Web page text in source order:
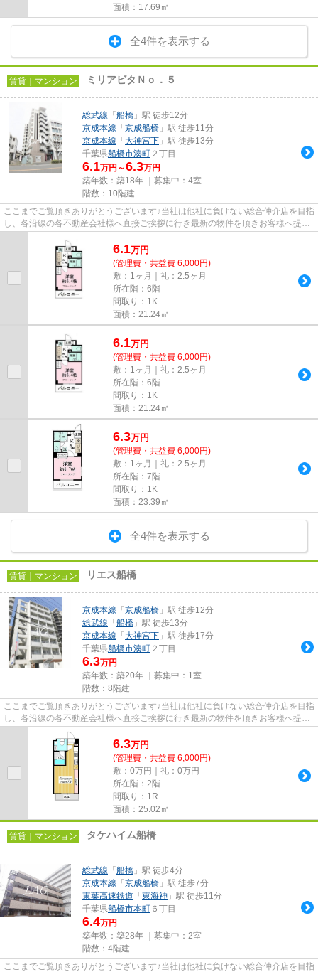
面積：17.69㎡
全4件を表示する
賃貸｜マンション ミリアビタＮｏ．５
総武線 「 船橋 」駅 徒歩12分
京成本線 「 京成船橋 」駅 徒歩11分
京成本線 「 大神宮下 」駅 徒歩13分
千葉県船橋市湊町 ２丁目
6.1万円～6.3万円
築年数：築18年 ｜募集中： 4室
階数：10階建
ここまでご覧頂きありがとうございます♪当社は他社に負けない総合仲介店を目指
し、各沿線の各不動産会社様へ直接ご挨拶に行き最新の物件を頂きお客様へ提供
6.1万円
(管理費・共益費 6,000円)
敷：1ヶ月｜礼：2.5ヶ月
所在階：6階
間取り：1K
面積：21.24㎡
6.1万円
(管理費・共益費 6,000円)
敷：1ヶ月｜礼：2.5ヶ月
所在階：6階
間取り：1K
面積：21.24㎡
6.3万円
(管理費・共益費 6,000円)
敷：1ヶ月｜礼：2.5ヶ月
所在階：7階
間取り：1K
面積：23.39㎡
全4件を表示する
賃貸｜マンション リエス船橋
京成本線 「 京成船橋 」駅 徒歩12分
総武線 「 船橋 」駅 徒歩13分
京成本線 「 大神宮下 」駅 徒歩17分
千葉県船橋市湊町 ２丁目
6.3万円
築年数：築20年 ｜募集中： 1室
階数：8階建
ここまでご覧頂きありがとうございます♪当社は他社に負けない総合仲介店を目指
し、各沿線の各不動産会社様へ直接ご挨拶に行き最新の物件を頂きお客様へ提供
しております！最新の情報は...
6.3万円
(管理費・共益費 6,000円)
敷：0万円｜礼：0万円
所在階：2階
間取り：1R
面積：25.02㎡
賃貸｜マンション タケハイム船橋
総武線 「 船橋 」駅 徒歩4分
京成本線 「 京成船橋 」駅 徒歩7分
東葉高速鉄道 「 東海神 」駅 徒歩11分
千葉県船橋市本町 ６丁目
6.4万円
築年数：築28年 ｜募集中： 2室
階数：4階建
ここまでご覧頂きありがとうございます♪当社は他社に負けない総合仲介店を目指